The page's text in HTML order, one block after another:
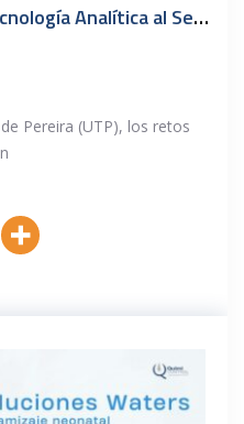
Quimicontrol y la UTP: Tecnología Analítica al Servicio del Conocimiento
Pereira (UTP), los retos